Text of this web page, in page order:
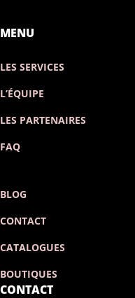
MENU
LES SERVICES
L’ÉQUIPE
LES PARTENAIRES
FAQ
BLOG
CONTACT
CATALOGUES
BOUTIQUES
CONTACT